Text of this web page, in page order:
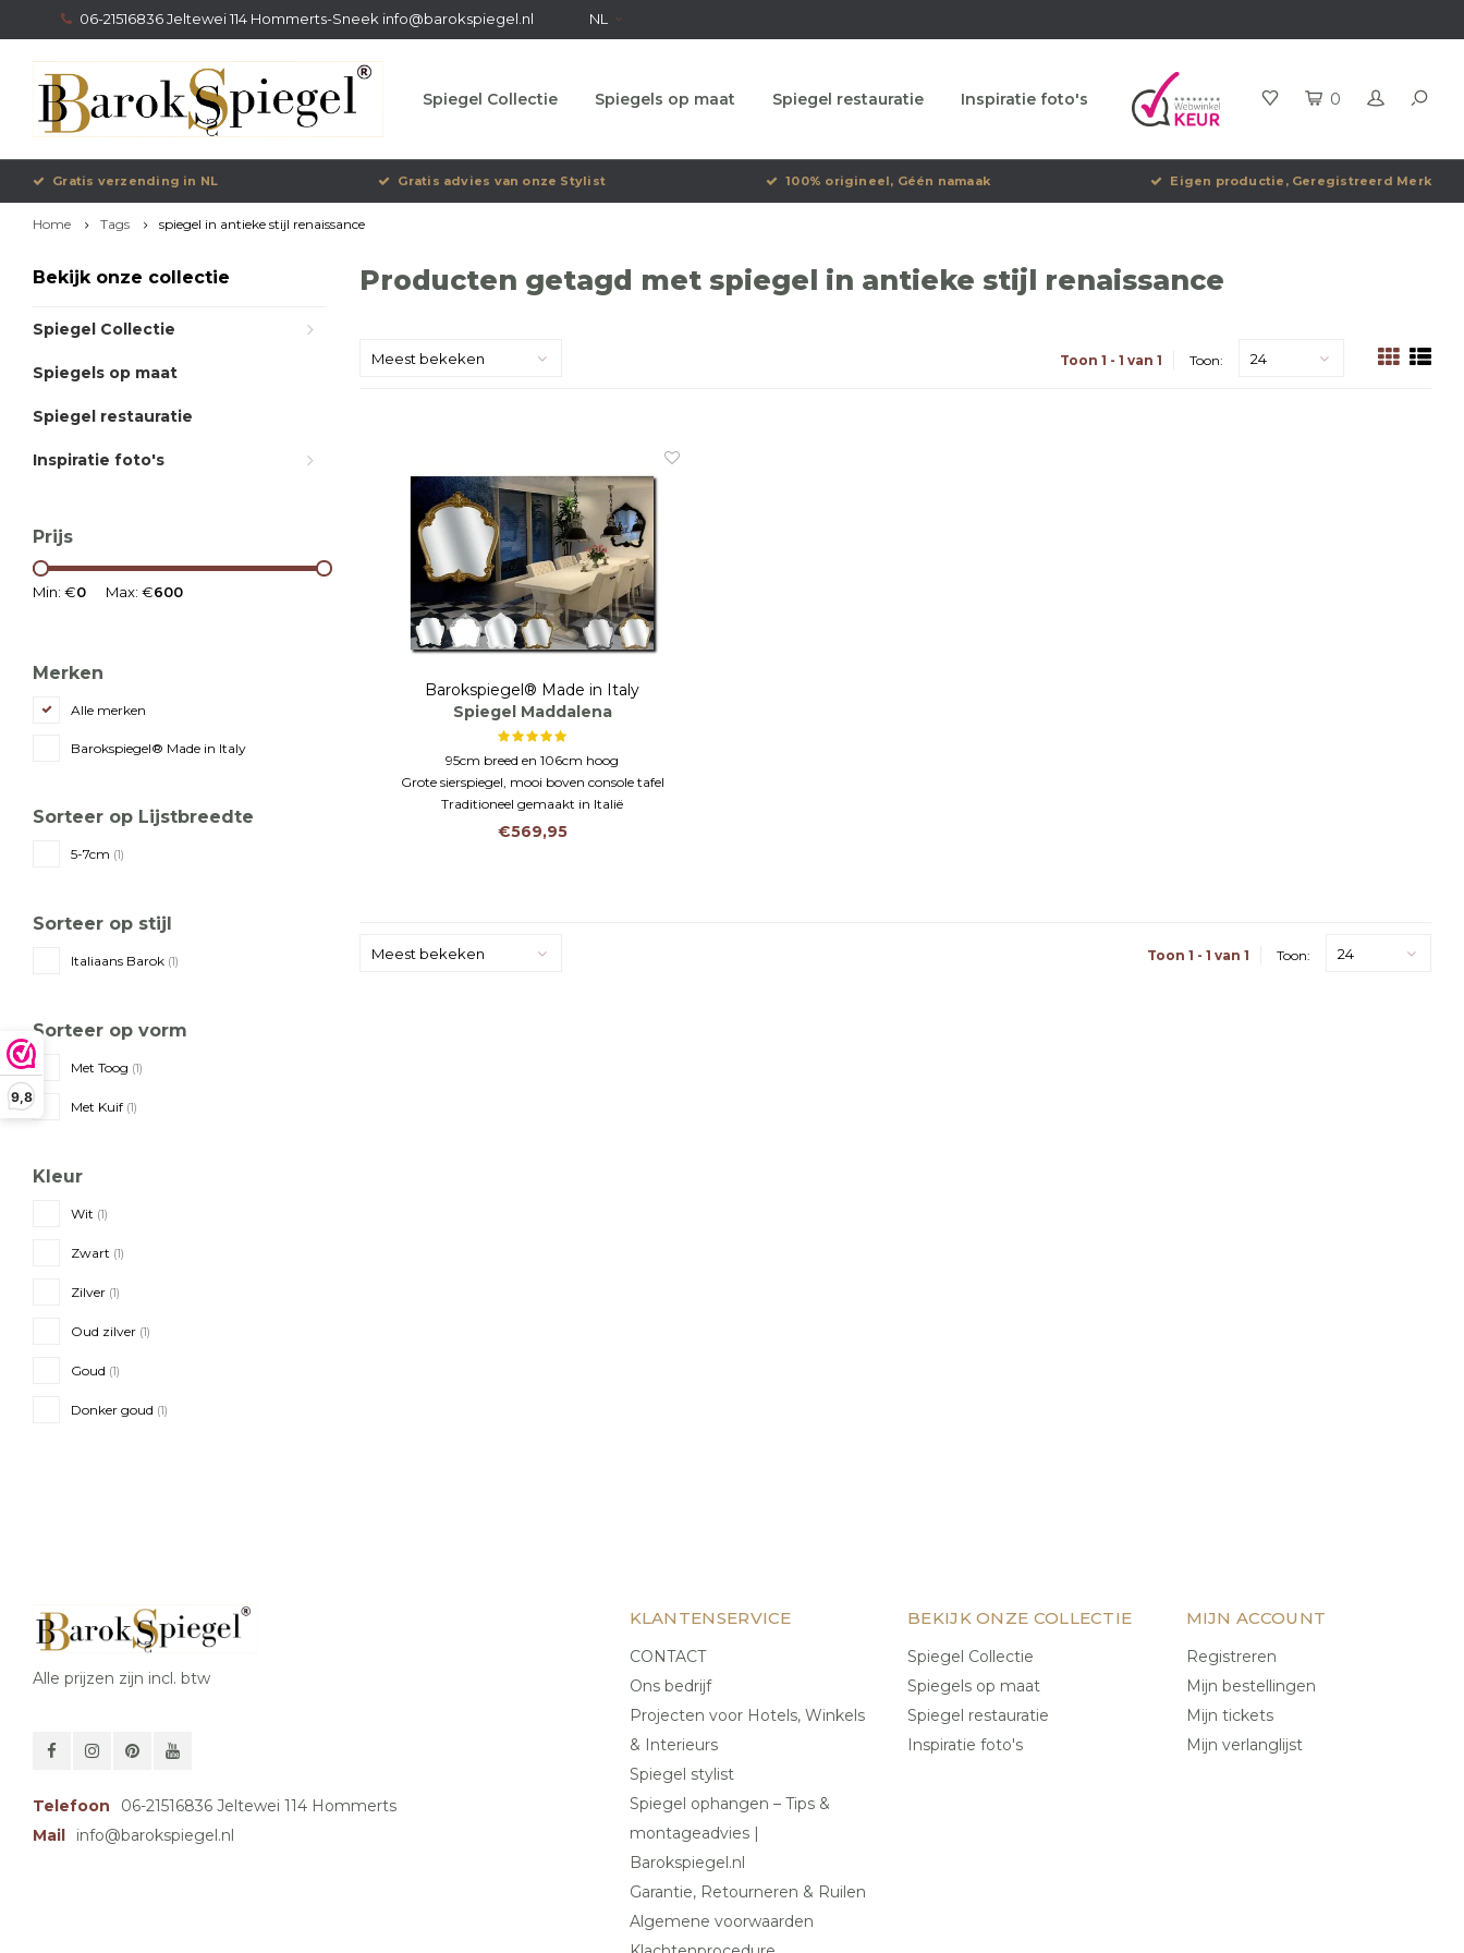
9,8
06-21516836 Jeltewei 114 Hommerts-Sneek info@barokspiegel.nl NL
Spiegel Collectie Spiegels op maat Spiegel restauratie Inspiratie foto's 0
Gratis verzending in NL Gratis advies van onze Stylist 100% origineel, Géén namaak Eigen productie, Geregistreerd Merk
Home Tags spiegel in antieke stijl renaissance
Bekijk onze collectie
Spiegel Collectie
Spiegels op maat
Spiegel restauratie
Inspiratie foto's
Prijs
Min: €0 Max: €600
Merken
Alle merken
Barokspiegel® Made in Italy
Sorteer op Lijstbreedte
5-7cm (1)
Sorteer op stijl
Italiaans Barok (1)
Sorteer op vorm
Met Toog (1)
Met Kuif (1)
Kleur
Wit (1)
Zwart (1)
Zilver (1)
Oud zilver (1)
Goud (1)
Donker goud (1)
Producten getagd met spiegel in antieke stijl renaissance
Meest bekeken Toon 1 - 1 van 1 Toon: 24
Barokspiegel® Made in Italy
Spiegel Maddalena
95cm breed en 106cm hoog
Grote sierspiegel, mooi boven console tafel
Traditioneel gemaakt in Italië
€569,95
Meest bekeken Toon 1 - 1 van 1 Toon: 24
Alle prijzen zijn incl. btw
Telefoon
06-21516836 Jeltewei 114 Hommerts
Mail
info@barokspiegel.nl
KLANTENSERVICE
CONTACT
Ons bedrijf
Projecten voor Hotels, Winkels
& Interieurs
Spiegel stylist
Spiegel ophangen – Tips &
montageadvies |
Barokspiegel.nl
Garantie, Retourneren & Ruilen
Algemene voorwaarden
BEKIJK ONZE COLLECTIE
Spiegel Collectie
Spiegels op maat
Spiegel restauratie
Inspiratie foto's
MIJN ACCOUNT
Registreren
Mijn bestellingen
Mijn tickets
Mijn verlanglijst